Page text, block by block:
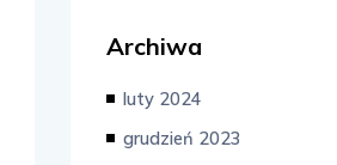
Archiwa
luty 2024
grudzień 2023